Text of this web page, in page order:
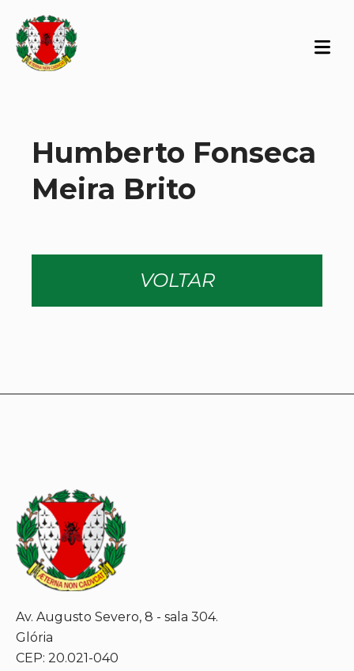
Humberto Fonseca
Meira Brito
VOLTAR
Av. Augusto Severo, 8 - sala 304.
Glória
CEP: 20.021-040